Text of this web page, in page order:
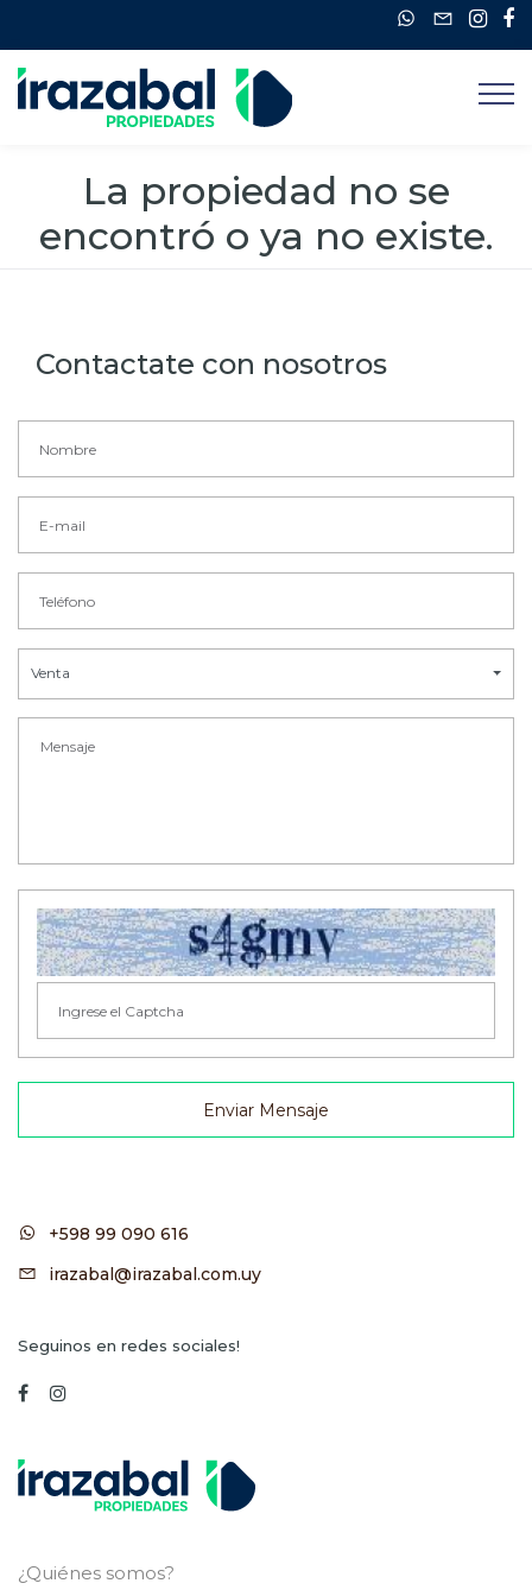
La propiedad no se
encontró o ya no existe.
Contactate con nosotros
Venta
Enviar Mensaje
+598 99 090 616
irazabal@irazabal.com.uy
Seguinos en redes sociales!
¿Quiénes somos?